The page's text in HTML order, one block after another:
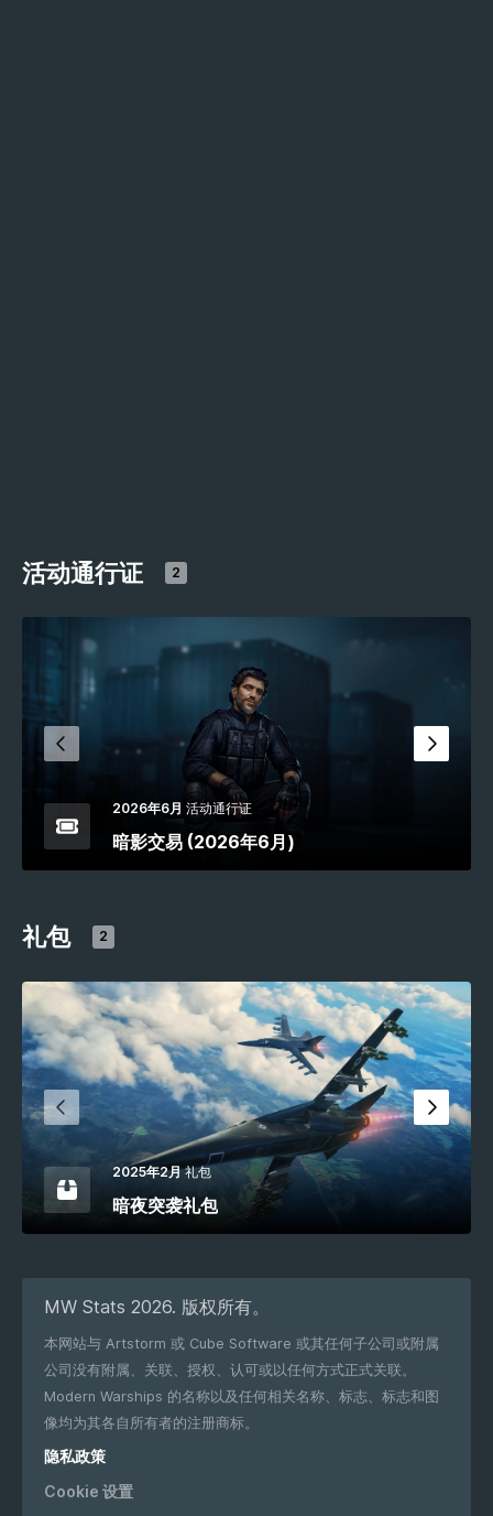
活动通行证 2
2026年6月 活动通行证
暗影交易 (2026年6月)
礼包 2
2025年2月 礼包
暗夜突袭礼包
MW Stats 2026. 版权所有。
本网站与 Artstorm 或 Cube Software 或其任何子公司或附属
公司没有附属、关联、授权、认可或以任何方式正式关联。
Modern Warships 的名称以及任何相关名称、标志、标志和图
像均为其各自所有者的注册商标。
隐私政策
Cookie 设置